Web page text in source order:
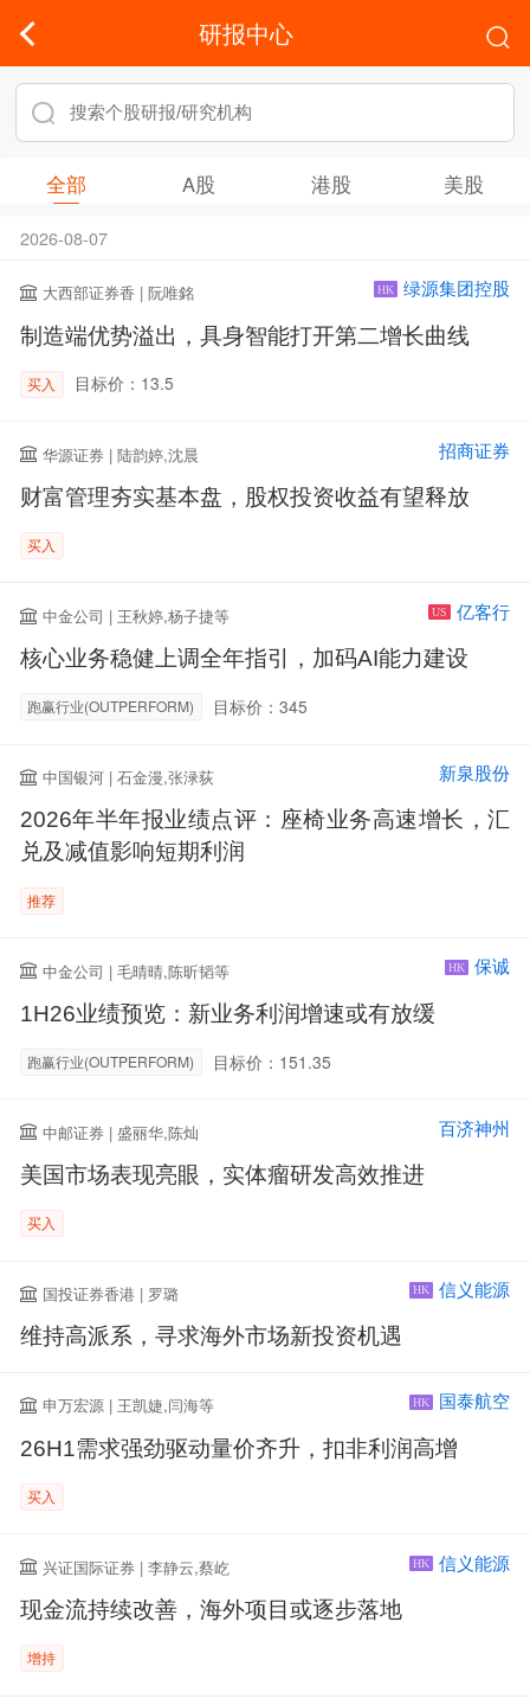
研报中心
全部 A股 港股 美股
2026-08-07
大西部证券香 | 阮唯銘 HK 绿源集团控股
制造端优势溢出，具身智能打开第二增长曲线
买入 目标价：13.5
华源证券 | 陆韵婷,沈晨 招商证券
财富管理夯实基本盘，股权投资收益有望释放
买入
中金公司 | 王秋婷,杨子捷等 US 亿客行
核心业务稳健上调全年指引，加码AI能力建设
跑赢行业(OUTPERFORM) 目标价：345
中国银河 | 石金漫,张渌荻 新泉股份
2026年半年报业绩点评：座椅业务高速增长，汇
兑及减值影响短期利润
推荐
中金公司 | 毛晴晴,陈昕韬等 HK 保诚
1H26业绩预览：新业务利润增速或有放缓
跑赢行业(OUTPERFORM) 目标价：151.35
中邮证券 | 盛丽华,陈灿 百济神州
美国市场表现亮眼，实体瘤研发高效推进
买入
国投证券香港 | 罗璐 HK 信义能源
维持高派系，寻求海外市场新投资机遇
申万宏源 | 王凯婕,闫海等 HK 国泰航空
26H1需求强劲驱动量价齐升，扣非利润高增
买入
兴证国际证券 | 李静云,蔡屹 HK 信义能源
现金流持续改善，海外项目或逐步落地
增持